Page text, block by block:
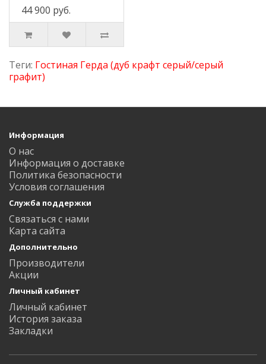
44 900 руб.
Теги: Гостиная Герда (дуб крафт серый/серый
графит)
Информация
О нас
Информация о доставке
Политика безопасности
Условия соглашения
Служба поддержки
Связаться с нами
Карта сайта
Дополнительно
Производители
Акции
Личный кабинет
Личный кабинет
История заказа
Закладки